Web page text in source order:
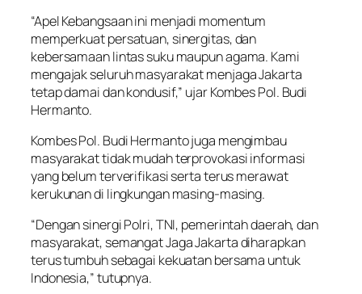
“Apel Kebangsaan ini menjadi momentum
memperkuat persatuan, sinergitas, dan
kebersamaan lintas suku maupun agama. Kami
mengajak seluruh masyarakat menjaga Jakarta
tetap damai dan kondusif,” ujar Kombes Pol. Budi
Hermanto.
Kombes Pol. Budi Hermanto juga mengimbau
masyarakat tidak mudah terprovokasi informasi
yang belum terverifikasi serta terus merawat
kerukunan di lingkungan masing-masing.
“Dengan sinergi Polri, TNI, pemerintah daerah, dan
masyarakat, semangat Jaga Jakarta diharapkan
terus tumbuh sebagai kekuatan bersama untuk
Indonesia,” tutupnya.